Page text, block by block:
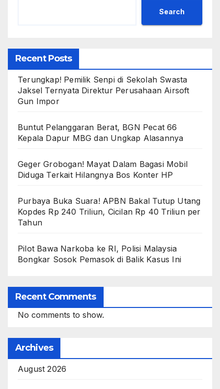
Search
Recent Posts
Terungkap! Pemilik Senpi di Sekolah Swasta
Jaksel Ternyata Direktur Perusahaan Airsoft
Gun Impor
Buntut Pelanggaran Berat, BGN Pecat 66
Kepala Dapur MBG dan Ungkap Alasannya
Geger Grobogan! Mayat Dalam Bagasi Mobil
Diduga Terkait Hilangnya Bos Konter HP
Purbaya Buka Suara! APBN Bakal Tutup Utang
Kopdes Rp 240 Triliun, Cicilan Rp 40 Triliun per
Tahun
Pilot Bawa Narkoba ke RI, Polisi Malaysia
Bongkar Sosok Pemasok di Balik Kasus Ini
Recent Comments
No comments to show.
Archives
August 2026